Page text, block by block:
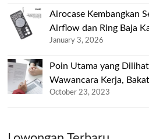
Airocase Kembangkan
Airflow dan Ring Baja
January 3, 2026
Poin Utama yang
Wawancara Kerja,
October 23, 2023